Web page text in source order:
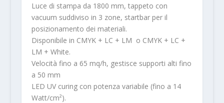
Luce di stampa da 1800 mm, tappeto con
vacuum suddiviso in 3 zone, startbar per il
posizionamento dei materiali.
Disponibile in CMYK + LC + LM o CMYK + LC +
LM + White.
Velocità fino a 65 mq/h, gestisce supporti alti fino
a 50 mm
LED UV curing con potenza variabile (fino a 14
Watt/cm²).